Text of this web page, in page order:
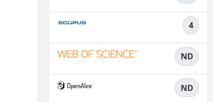
4
ND
ND